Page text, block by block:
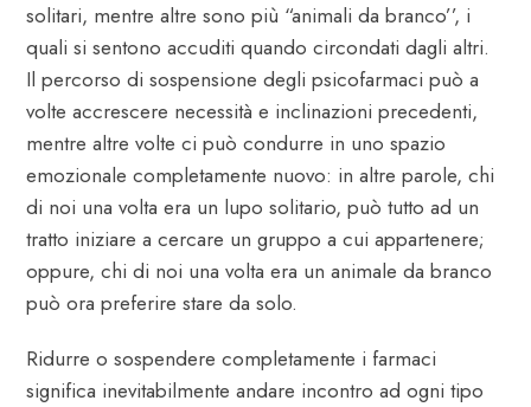
solitari, mentre altre sono più “animali da branco’’, i
quali si sentono accuditi quando circondati dagli altri.
Il percorso di sospensione degli psicofarmaci può a
volte accrescere necessità e inclinazioni precedenti,
mentre altre volte ci può condurre in uno spazio
emozionale completamente nuovo: in altre parole, chi
di noi una volta era un lupo solitario, può tutto ad un
tratto iniziare a cercare un gruppo a cui appartenere;
oppure, chi di noi una volta era un animale da branco
può ora preferire stare da solo.
Ridurre o sospendere completamente i farmaci
significa inevitabilmente andare incontro ad ogni tipo